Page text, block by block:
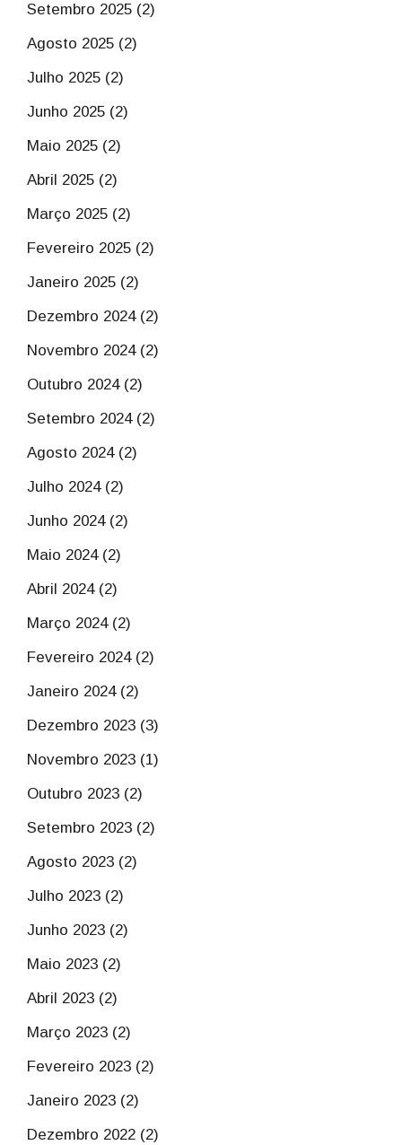
Setembro 2025 (2)
Agosto 2025 (2)
Julho 2025 (2)
Junho 2025 (2)
Maio 2025 (2)
Abril 2025 (2)
Março 2025 (2)
Fevereiro 2025 (2)
Janeiro 2025 (2)
Dezembro 2024 (2)
Novembro 2024 (2)
Outubro 2024 (2)
Setembro 2024 (2)
Agosto 2024 (2)
Julho 2024 (2)
Junho 2024 (2)
Maio 2024 (2)
Abril 2024 (2)
Março 2024 (2)
Fevereiro 2024 (2)
Janeiro 2024 (2)
Dezembro 2023 (3)
Novembro 2023 (1)
Outubro 2023 (2)
Setembro 2023 (2)
Agosto 2023 (2)
Julho 2023 (2)
Junho 2023 (2)
Maio 2023 (2)
Abril 2023 (2)
Março 2023 (2)
Fevereiro 2023 (2)
Janeiro 2023 (2)
Dezembro 2022 (2)